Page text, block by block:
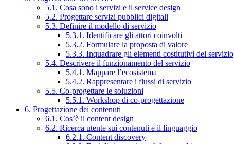
5.1. Cosa sono i servizi e il service design
5.2. Progettare servizi pubblici digitali
5.3. Definire il modello di servizio
5.3.1. Identificare gli attori coinvolti
5.3.2. Formulare la proposta di valore
5.3.3. Inquadrare gli elementi costitutivi del servizio
5.4. Descrivere il funzionamento del servizio
5.4.1. Mappare l’ecosistema
5.4.2. Rappresentare i flussi di servizio
5.5. Co-progettare le soluzioni
5.5.1. Workshop di co-progettazione
6. Progettazione dei contenuti
6.1. Cos’è il content design
6.2. Ricerca utente sui contenuti e il linguaggio
6.2.1. Content discovery